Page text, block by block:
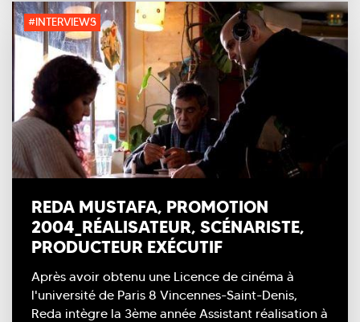
#INTERVIEWS
REDA MUSTAFA, PROMOTION
2004_RÉALISATEUR, SCÉNARISTE,
PRODUCTEUR EXÉCUTIF
Après avoir obtenu une Licence de cinéma à
l'université de Paris 8 Vincennes-Saint-Denis,
Reda intègre la 3ème année Assistant réalisation à